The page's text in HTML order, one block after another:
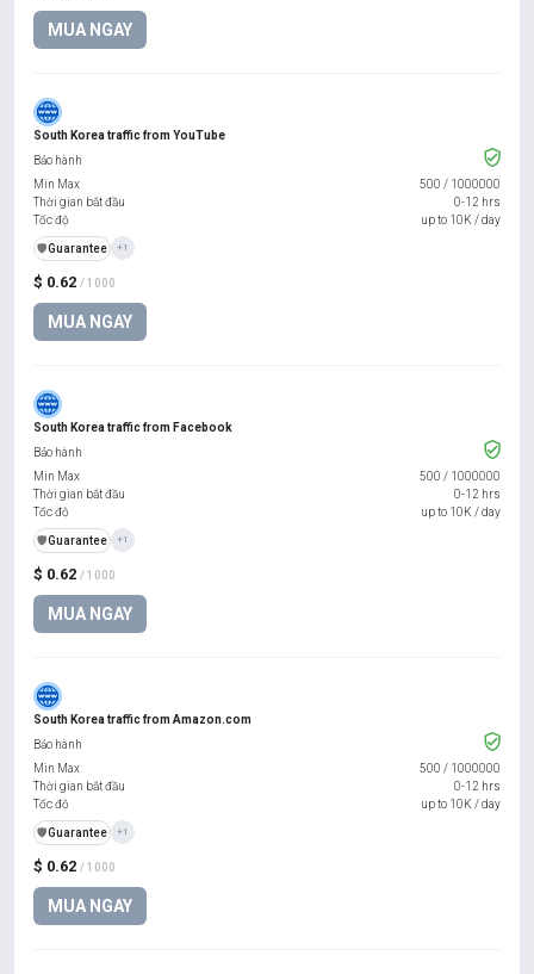
MUA NGAY
South Korea traffic from YouTube
$ 0.62 / 1000
MUA NGAY
Bảo hành
Min Max
500 / 1000000
Thời gian bắt đầu
0-12 hrs
Tốc độ
up to 10K / day
️🛡️Guarantee +1
South Korea traffic from Facebook
$ 0.62 / 1000
MUA NGAY
Bảo hành
Min Max
500 / 1000000
Thời gian bắt đầu
0-12 hrs
Tốc độ
up to 10K / day
️🛡️Guarantee +1
South Korea traffic from Amazon.com
$ 0.62 / 1000
MUA NGAY
Bảo hành
Min Max
500 / 1000000
Thời gian bắt đầu
0-12 hrs
Tốc độ
up to 10K / day
️🛡️Guarantee +1